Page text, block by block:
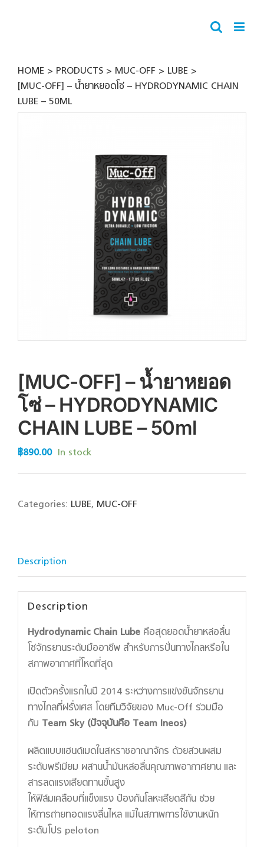
HOME PRODUCTS MUC-OFF
LUBE
[MUC-OFF] – น้ำยาหยอดโซ่ – HYDRODYNAMIC CHAIN
LUBE – 50ML
[MUC-OFF] – น้ำยาหยอด
โซ่ – HYDRODYNAMIC
CHAIN LUBE – 50ml
฿890.00 In stock
Categories: LUBE, MUC-OFF
Description
Description
Hydrodynamic Chain Lubeคือสุดยอดน้ำยาหล่อลื่น
โซ่จักรยานระดับมืออาชีพ สำหรับการปั่นทางไกลหรือใน
สภาพอากาศที่โหดที่สุด
เปิดตัวครั้งแรกในปี 2014 ระหว่างการแข่งขันจักรยาน
ทางไกลที่ฝรั่งเศส โดยทีมวิจัยของ Muc-Off ร่วมมือ
กับ Team Sky (ปัจจุบันคือ Team Ineos)
ผลิตแบบแฮนด์เมดในสหราชอาณาจักร ด้วยส่วนผสม
ระดับพรีเมียม ผสานน้ำมันหล่อลื่นคุณภาพอากาศยาน และ
สารลดแรงเสียดทานขั้นสูง
ให้ฟิล์มเคลือบที่แข็งแรง ป้องกันโลหะเสียดสีกัน ช่วย
ให้การถ่ายทอดแรงลื่นไหล แม้ในสภาพการใช้งานหนัก
ระดับโปร peloton